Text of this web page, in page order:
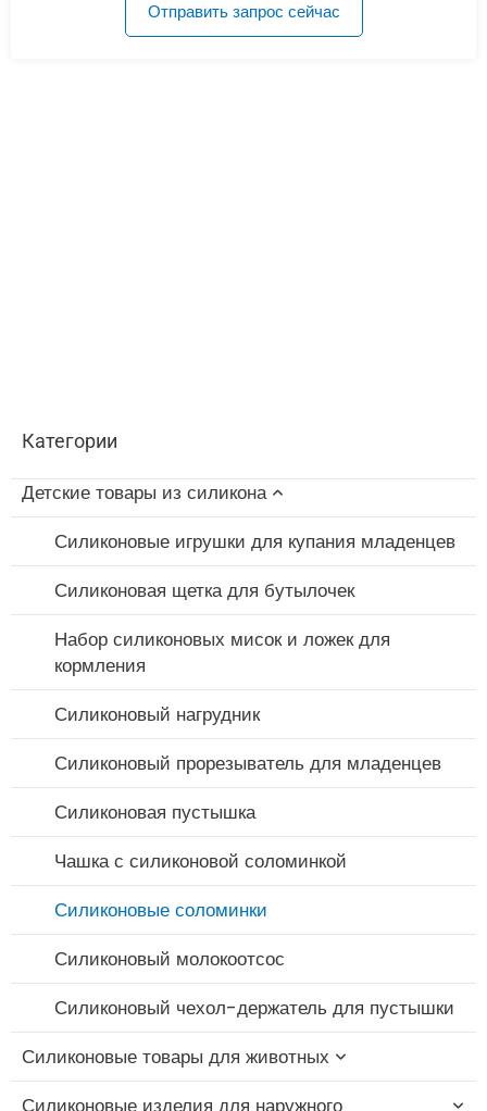
Категории
Детские товары из силикона
Силиконовые игрушки для купания младенцев
Силиконовая щетка для бутылочек
Набор силиконовых мисок и ложек для
кормления
Силиконовый нагрудник
Силиконовый прорезыватель для младенцев
Силиконовая пустышка
Чашка с силиконовой соломинкой
Силиконовые соломинки
Силиконовый молокоотсос
Силиконовый чехол-держатель для пустышки
Силиконовые товары для животных
Силиконовая игрушка-прорезыватель для
Силиконовые изделия для наружного
Отправить запрос сейчас